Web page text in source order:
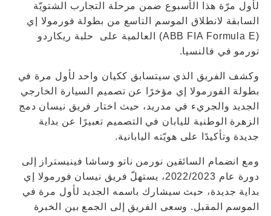
لأول مرّة هذا الأسبوع ضمن مرحلة التجارب الشتويّة
السابقة لانطلاق الموسم التاسع من بطولة فورمولا إي
(ABB FIA Formula E) العالمية على حلبة ريكاردو
تورمو في فالنسيا.
وكشف الفريق الذي سيتسابق ككيان واحد لأول مرة في
بطولة الفورمولا إي مؤخرًا عن تصميم السيارة الخارجي
الجديد والجريء في مدريد، حيث اختار فريق نيسان دمج
الزهرة الوطنية لليابان في التصميم تعبيرًا عن بداية
جديدة وتأكيدًا على هويّته اليابانية.
ومع انضمام السائقين نورمن ناتو وساشا فينيستراز إلى
دورة عام 2022/2023، يستهلّ فريق نيسان فورمولا إي
بداية جديدة، حيث سيشارك باسمه الجديد لأول مرة في
الموسم المقبل. وسعى الفريق إلى الجمع بين الخبرة